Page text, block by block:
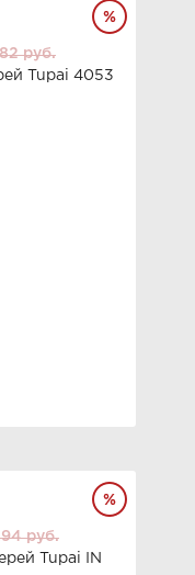
руб.
Tupai 4053
руб.
Tupai IN